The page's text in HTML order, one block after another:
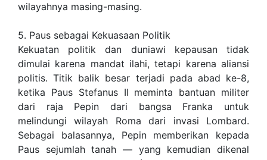
wilayahnya masing-masing.
5. Paus sebagai Kekuasaan Politik
Kekuatan politik dan duniawi kepausan tidak
dimulai karena mandat ilahi, tetapi karena aliansi
politis. Titik balik besar terjadi pada abad ke-8,
ketika Paus Stefanus II meminta bantuan militer
dari raja Pepin dari bangsa Franka untuk
melindungi wilayah Roma dari invasi Lombard.
Sebagai balasannya, Pepin memberikan kepada
Paus sejumlah tanah — yang kemudian dikenal